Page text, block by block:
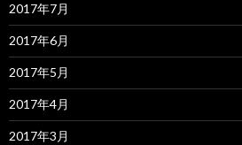
2017年7月
2017年6月
2017年5月
2017年4月
2017年3月